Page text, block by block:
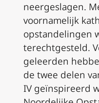
neergeslagen.
voornamelijk
opstandelingen
terechtgesteld.
geleerden
de twee delen
IV geïnspireerd